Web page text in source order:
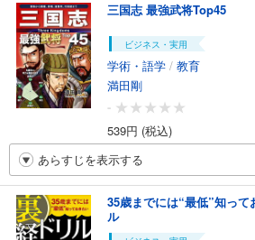
三国志 最強武将Top45
ビジネス・実用
学術・語学 / 教育
満田剛
-
539円 (税込)
あらすじを表示する
35歳までには“最低”知っ
ル